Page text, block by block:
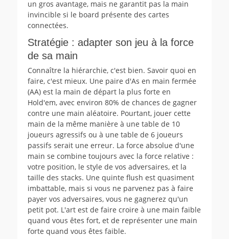
un gros avantage, mais ne garantit pas la main
invincible si le board présente des cartes
connectées.
Stratégie : adapter son jeu à la force
de sa main
Connaître la hiérarchie, c'est bien. Savoir quoi en
faire, c'est mieux. Une paire d'As en main fermée
(AA) est la main de départ la plus forte en
Hold'em, avec environ 80% de chances de gagner
contre une main aléatoire. Pourtant, jouer cette
main de la même manière à une table de 10
joueurs agressifs ou à une table de 6 joueurs
passifs serait une erreur. La force absolue d'une
main se combine toujours avec la force relative :
votre position, le style de vos adversaires, et la
taille des stacks. Une quinte flush est quasiment
imbattable, mais si vous ne parvenez pas à faire
payer vos adversaires, vous ne gagnerez qu'un
petit pot. L'art est de faire croire à une main faible
quand vous êtes fort, et de représenter une main
forte quand vous êtes faible.